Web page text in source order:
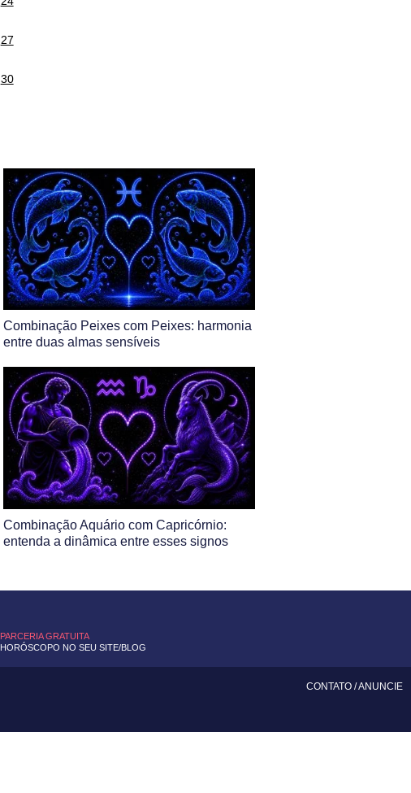
27
30
Combinação Peixes com Peixes: harmonia
entre duas almas sensíveis
Combinação Aquário com Capricórnio:
entenda a dinâmica entre esses signos
PARCERIA GRATUITA
HORÓSCOPO NO SEU SITE/BLOG
CONTATO /ANUNCIE